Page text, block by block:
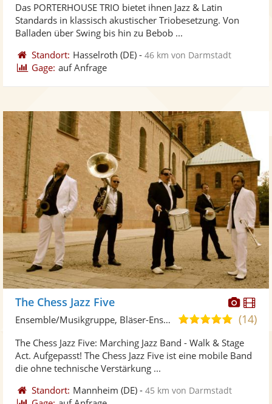
Das PORTERHOUSE TRIO bietet ihnen Jazz & Latin
Standards in klassisch akustischer Triobesetzung. Von
Balladen über Swing bis hin zu Bebob ...
Standort: Hasselroth (DE) -46 km von Darmstadt
Gage: auf Anfrage
Fotos
The Chess Jazz Five
5,0
5
(14)
Ensemble/Musikgruppe, Bläser-Ensemble
The Chess Jazz Five: Marching Jazz Band - Walk & Stage
Act. Aufgepasst! The Chess Jazz Five ist eine mobile Band
die ohne technische Verstärkung ...
Standort: Mannheim (DE) -45 km von Darmstadt